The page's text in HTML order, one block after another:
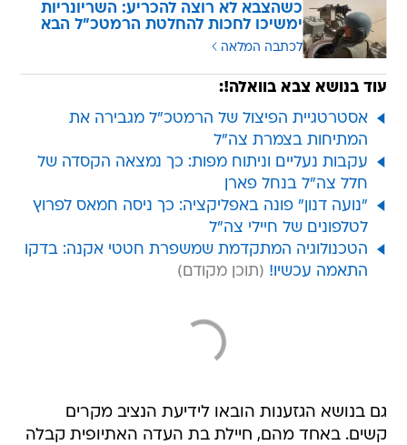
כשהצבא לא רוצה להכריע: השריונריות
ימשיכו לחכות להחלטת הרמטכ"ל הבא
לכתבה המלאה
עוד בנושא צבא בוואלה!:
אסטרטגיית הפיצול של הרמטכ"ל מגבירה את
המתיחות בצמרת צה"ל
עקבות נעליים וניתוח מפות: כך נמצאה הקסדה של
חלל צה"ל בנחל פארן
"נועה דנון" פונה באפליקציה: כך ניסה חמאס לפרוץ
לטלפונים של חיילי צה"ל
הטכנולוגיה המתקדמת שמשפרת חטטי אקנה: בדקו
התאמה עכשיו!
גם בנושא הגזענות הובאו לידיעת הנציב מקרים
קשים. באחד מהם, חיילת בת העדה האתיופית קבלה